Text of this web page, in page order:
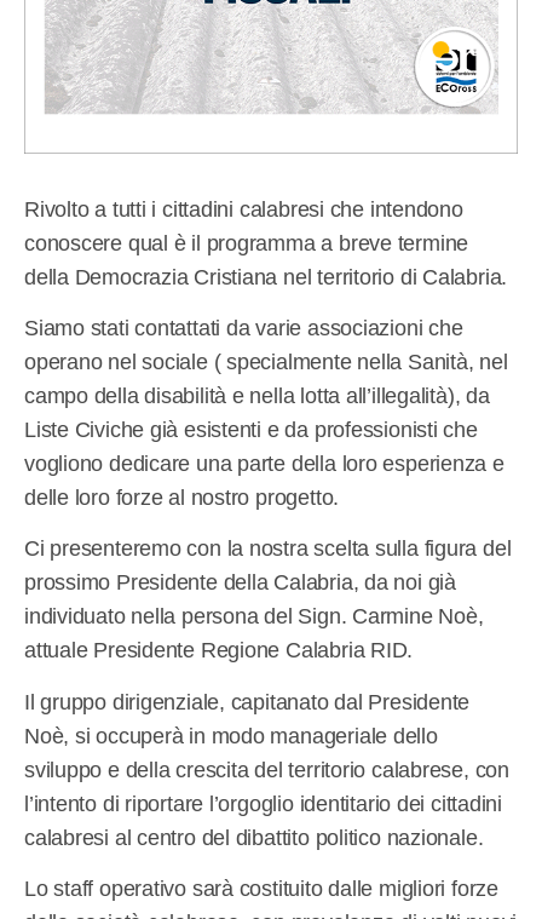
Rivolto a tutti i cittadini calabresi che intendono
conoscere qual è il programma a breve termine
della Democrazia Cristiana nel territorio di Calabria.
Siamo stati contattati da varie associazioni che
operano nel sociale ( specialmente nella Sanità, nel
campo della disabilità e nella lotta all’illegalità), da
Liste Civiche già esistenti e da professionisti che
vogliono dedicare una parte della loro esperienza e
delle loro forze al nostro progetto.
Ci presenteremo con la nostra scelta sulla figura del
prossimo Presidente della Calabria, da noi già
individuato nella persona del Sign. Carmine Noè,
attuale Presidente Regione Calabria RID.
Il gruppo dirigenziale, capitanato dal Presidente
Noè, si occuperà in modo manageriale dello
sviluppo e della crescita del territorio calabrese, con
l’intento di riportare l’orgoglio identitario dei cittadini
calabresi al centro del dibattito politico nazionale.
Lo staff operativo sarà costituito dalle migliori forze